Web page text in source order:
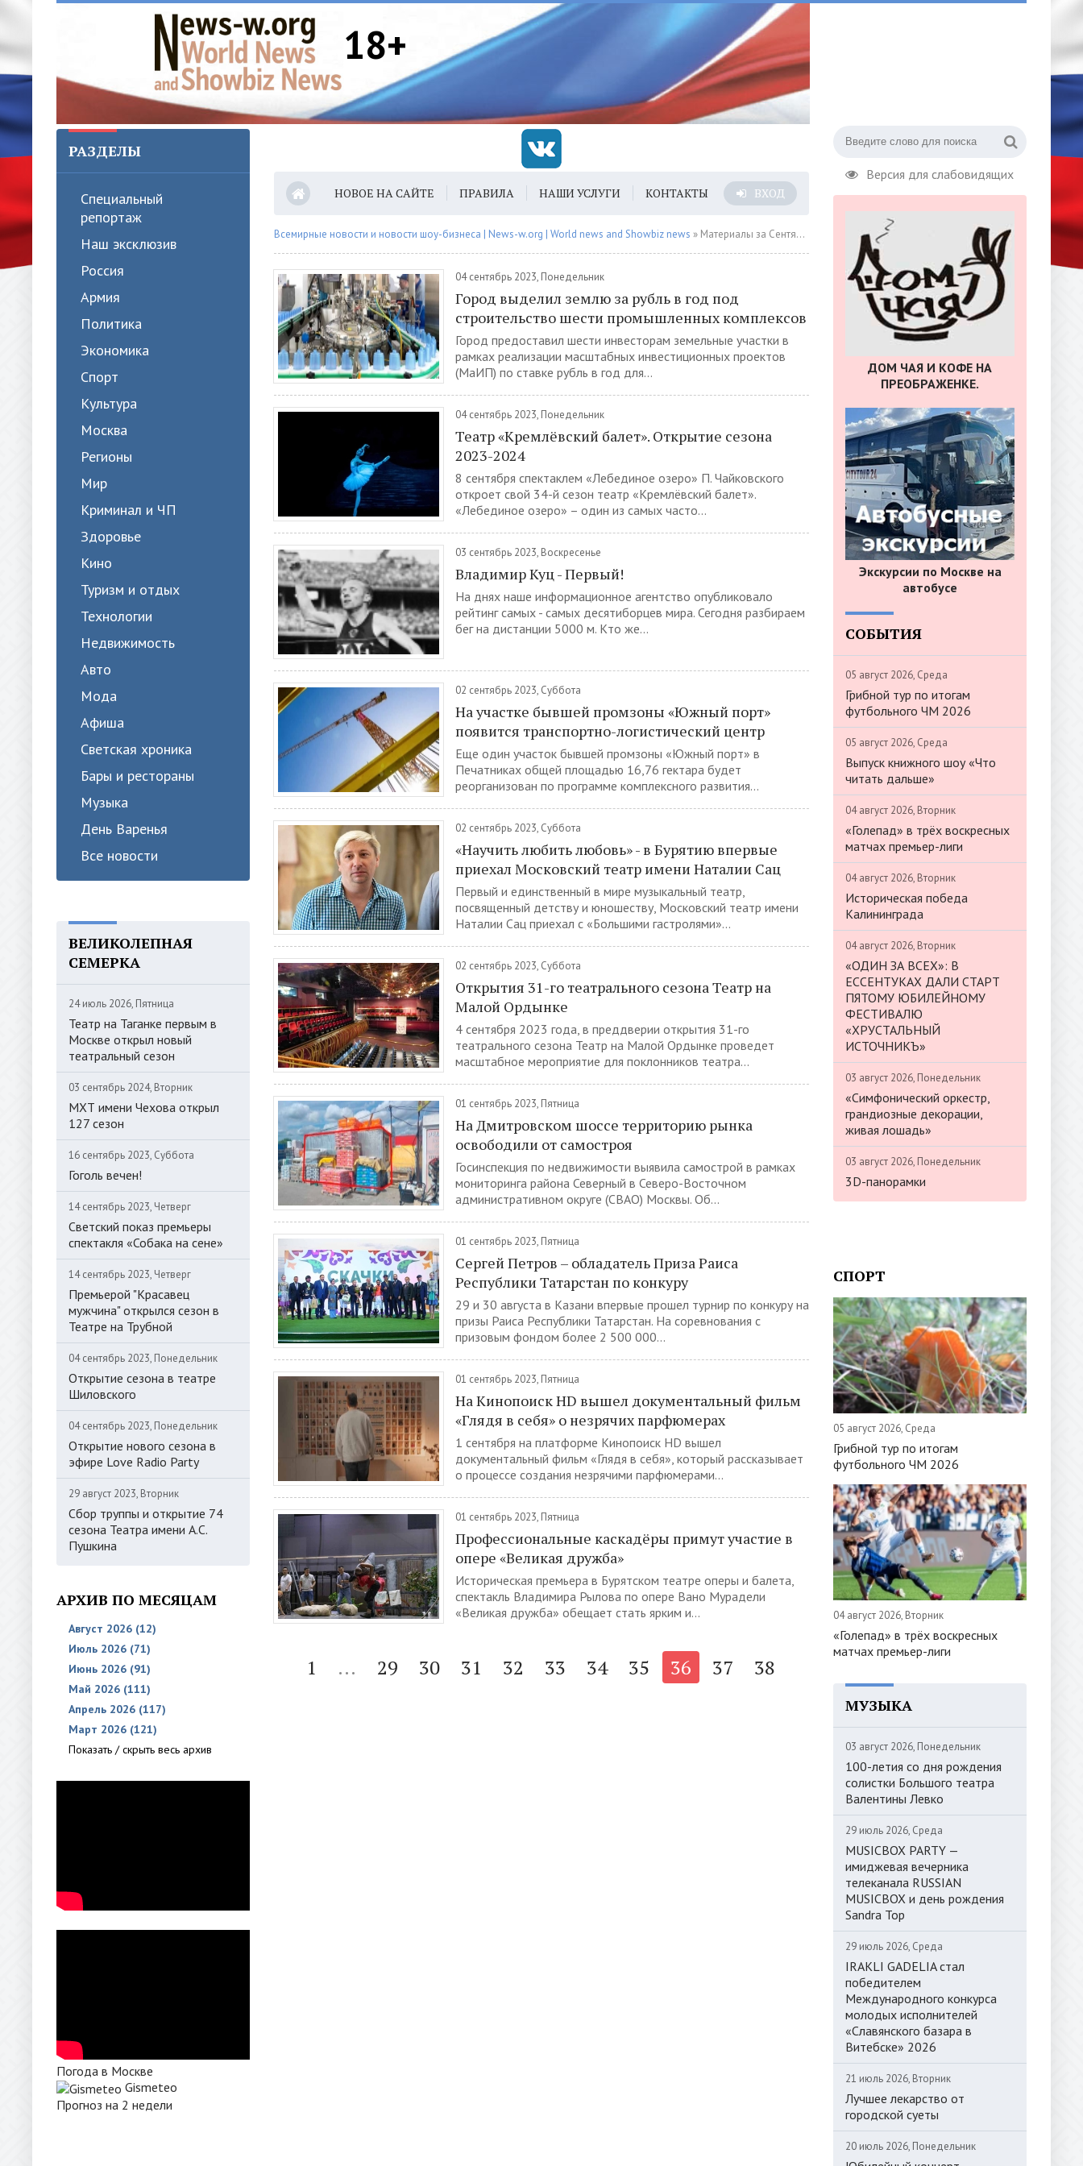
18+
Версия для слабовидящих
РАЗДЕЛЫ
Специальный
репортаж
Наш эксклюзив
Россия
Армия
Политика
Экономика
Спорт
Культура
Москва
Регионы
Мир
Криминал и ЧП
Здоровье
Кино
Туризм и отдых
Технологии
Недвижимость
Авто
Мода
Афиша
Светская хроника
Бары и рестораны
Музыка
День Варенья
Все новости
ВЕЛИКОЛЕПНАЯ
СЕМЕРКА
24 июль 2026, Пятница
Театр на Таганке первым в
Москве открыл новый
театральный сезон
03 сентябрь 2024, Вторник
МХТ имени Чехова открыл
127 сезон
16 сентябрь 2023, Суббота
Гоголь вечен!
14 сентябрь 2023, Четверг
Светский показ премьеры
спектакля «Собака на сене»
14 сентябрь 2023, Четверг
Премьерой "Красавец
мужчина" открылся сезон в
Театре на Трубной
04 сентябрь 2023, Понедельник
Открытие сезона в театре
Шиловского
04 сентябрь 2023, Понедельник
Открытие нового сезона в
эфире Love Radio Party
29 август 2023, Вторник
Сбор труппы и открытие 74
сезона Театра имени А.С.
Пушкина
АРХИВ ПО МЕСЯЦАМ
Август 2026 (12)
Июль 2026 (71)
Июнь 2026 (91)
Май 2026 (111)
Апрель 2026 (117)
Март 2026 (121)
Показать / скрыть весь архив
Погода в Москве
Gismeteo
Прогноз на 2 недели
НОВОЕ НА САЙТЕ ПРАВИЛА НАШИ УСЛУГИ КОНТАКТЫ ВХОД
Всемирные новости и новости шоу-бизнеса | News-w.org | World news and Showbiz news » Материалы за Сентябрь 2023 года » Страница 36
04 сентябрь 2023, Понедельник
Город выделил землю за рубль в год под
строительство шести промышленных комплексов
Город предоставил шести инвесторам земельные участки в
рамках реализации масштабных инвестиционных проектов
(МаИП) по ставке рубль в год для...
04 сентябрь 2023, Понедельник
Театр «Кремлёвский балет». Открытие сезона
2023-2024
8 сентября спектаклем «Лебединое озеро» П. Чайковского
откроет свой 34-й сезон театр «Кремлёвский балет».
«Лебединое озеро» – один из самых часто...
03 сентябрь 2023, Воскресенье
Владимир Куц - Первый!
На днях наше информационное агентство опубликовало
рейтинг самых - самых десятиборцев мира. Сегодня разбираем
бег на дистанции 5000 м. Кто же...
02 сентябрь 2023, Суббота
На участке бывшей промзоны «Южный порт»
появится транспортно-логистический центр
Еще один участок бывшей промзоны «Южный порт» в
Печатниках общей площадью 16,76 гектара будет
реорганизован по программе комплексного развития...
02 сентябрь 2023, Суббота
«Научить любить любовь» - в Бурятию впервые
приехал Московский театр имени Наталии Сац
Первый и единственный в мире музыкальный театр,
посвященный детству и юношеству, Московский театр имени
Наталии Сац приехал с «Большими гастролями»...
02 сентябрь 2023, Суббота
Открытия 31-го театрального сезона Театр на
Малой Ордынке
4 сентября 2023 года, в преддверии открытия 31-го
театрального сезона Театр на Малой Ордынке проведет
масштабное мероприятие для поклонников театра...
01 сентябрь 2023, Пятница
На Дмитровском шоссе территорию рынка
освободили от самостроя
Госинспекция по недвижимости выявила самострой в рамках
мониторинга района Северный в Северо-Восточном
административном округе (СВАО) Москвы. Об...
01 сентябрь 2023, Пятница
Сергей Петров – обладатель Приза Раиса
Республики Татарстан по конкуру
29 и 30 августа в Казани впервые прошел турнир по конкуру на
призы Раиса Республики Татарстан. На соревнования с
призовым фондом более 2 500 000...
01 сентябрь 2023, Пятница
На Кинопоиск HD вышел документальный фильм
«Глядя в себя» о незрячих парфюмерах
1 сентября на платформе Кинопоиск HD вышел
документальный фильм «Глядя в себя», который рассказывает
о процессе создания незрячими парфюмерами...
01 сентябрь 2023, Пятница
Профессиональные каскадёры примут участие в
опере «Великая дружба»
Историческая премьера в Бурятском театре оперы и балета,
спектакль Владимира Рылова по опере Вано Мурадели
«Великая дружба» обещает стать ярким и...
1 ... 29 30 31 32 33 34 35 36 37 38
ДОМ ЧАЯ И КОФЕ НА
ПРЕОБРАЖЕНКЕ.
Экскурсии по Москве на
автобусе
СОБЫТИЯ
05 август 2026, Среда
Грибной тур по итогам
футбольного ЧМ 2026
05 август 2026, Среда
Выпуск книжного шоу «Что
читать дальше»
04 август 2026, Вторник
«Голепад» в трёх воскресных
матчах премьер-лиги
04 август 2026, Вторник
Историческая победа
Калининграда
04 август 2026, Вторник
«ОДИН ЗА ВСЕХ»: В
ЕССЕНТУКАХ ДАЛИ СТАРТ
ПЯТОМУ ЮБИЛЕЙНОМУ
ФЕСТИВАЛЮ
«ХРУСТАЛЬНЫЙ
ИСТОЧНИКЪ»
03 август 2026, Понедельник
«Симфонический оркестр,
грандиозные декорации,
живая лошадь»
03 август 2026, Понедельник
3D-панорамки
СПОРТ
05 август 2026, Среда
Грибной тур по итогам
футбольного ЧМ 2026
04 август 2026, Вторник
«Голепад» в трёх воскресных
матчах премьер-лиги
МУЗЫКА
03 август 2026, Понедельник
100-летия со дня рождения
солистки Большого театра
Валентины Левко
29 июль 2026, Среда
MUSICBOX PARTY —
имиджевая вечерника
телеканала RUSSIAN
MUSICBOX и день рождения
Sandra Top
29 июль 2026, Среда
IRAKLI GADELIA стал
победителем
Международного конкурса
молодых исполнителей
«Славянского базара в
Витебске» 2026
21 июль 2026, Вторник
Лучшее лекарство от
городской суеты
20 июль 2026, Понедельник